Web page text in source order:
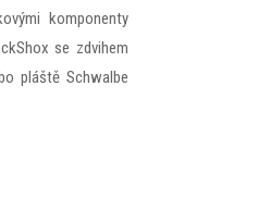
komponenty
se zdvihem
pláště Schwalbe